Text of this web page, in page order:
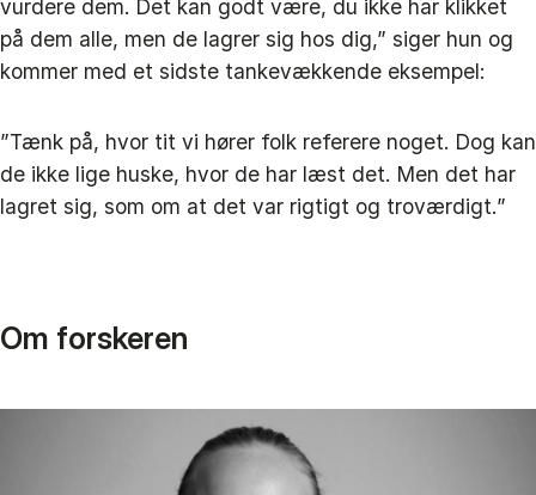
vurdere dem. Det kan godt være, du ikke har klikket
på dem alle, men de lagrer sig hos dig,” siger hun og
kommer med et sidste tankevækkende eksempel:
”Tænk på, hvor tit vi hører folk referere noget. Dog kan
de ikke lige huske, hvor de har læst det. Men det har
lagret sig, som om at det var rigtigt og troværdigt.”
Om forskeren